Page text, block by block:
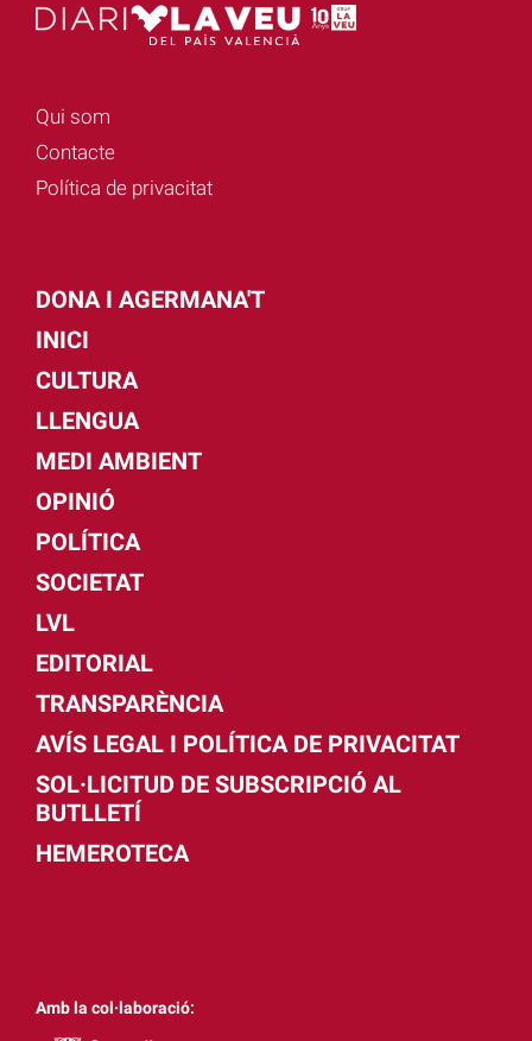
Qui som
Contacte
Política de privacitat
DONA I AGERMANA'T
INICI
CULTURA
LLENGUA
MEDI AMBIENT
OPINIÓ
POLÍTICA
SOCIETAT
LVL
EDITORIAL
TRANSPARÈNCIA
AVÍS LEGAL I POLÍTICA DE PRIVACITAT
SOL·LICITUD DE SUBSCRIPCIÓ AL
BUTLLETÍ
HEMEROTECA
Amb la col·laboració: